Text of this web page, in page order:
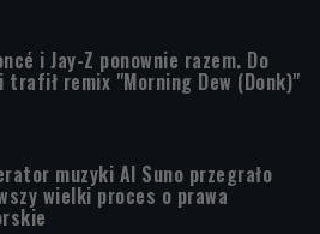
i Jay-Z ponownie razem. Do
trafił remix "Morning Dew (Donk)"
muzyki AI Suno przegrało
wielki proces o prawa